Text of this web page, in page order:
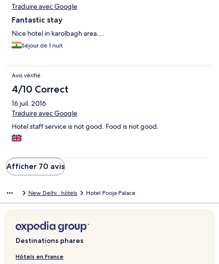
Traduire avec Google
Fantastic stay
Nice hotel in karolbagh area....
Séjour de 1 nuit
Avis vérifié
4/10 Correct
16 juil. 2016
Traduire avec Google
Hotel staff service is not good. Food is not good.
Afficher 70 avis
New Delhi : hôtels Hotel Pooja Palace
Destinations phares
Hôtels en France